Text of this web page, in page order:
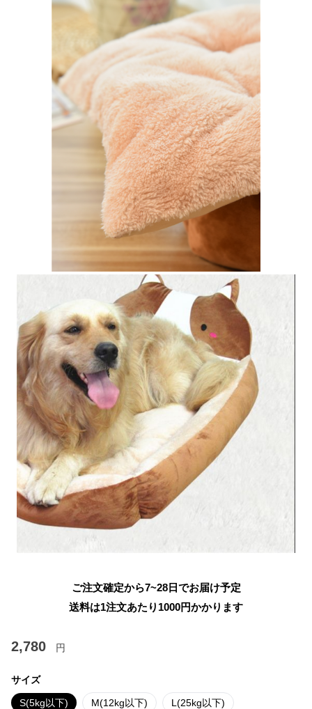
ご注文確定から7~28日でお届け予定
送料は1注文あたり 1000円かかります
2,780 円
サイズ
S(5kg以下) M(12kg以下) L(25kg以下)